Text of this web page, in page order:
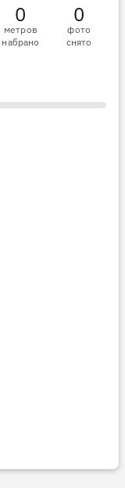
0
метров
набрано
0
фото
снято